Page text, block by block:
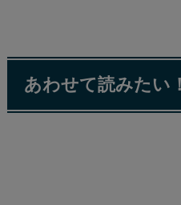
あわせて読みたい！